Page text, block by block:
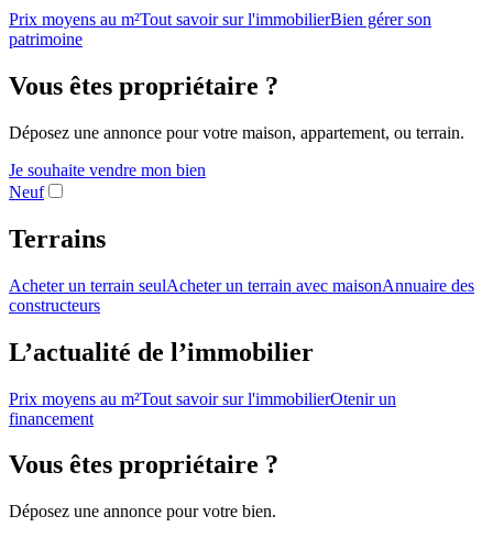
Prix moyens au m²Tout savoir sur l'immobilierBien gérer son
patrimoine
Vous êtes propriétaire ?
Déposez une annonce pour votre maison, appartement, ou terrain.
Je souhaite vendre mon bien
Neuf
Terrains
Acheter un terrain seulAcheter un terrain avec maisonAnnuaire des
constructeurs
L’actualité de l’immobilier
Prix moyens au m²Tout savoir sur l'immobilierOtenir un
financement
Vous êtes propriétaire ?
Déposez une annonce pour votre bien.